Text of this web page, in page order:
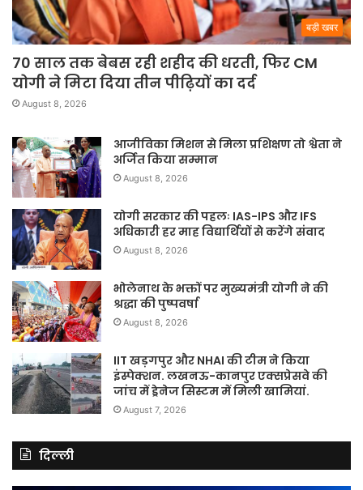
बड़ी खबर
70 साल तक बेबस रही शहीद की धरती, फिर CM
योगी ने मिटा दिया तीन पीढ़ियों का दर्द
August 8, 2026
आजीविका मिशन से मिला प्रशिक्षण तो श्वेता ने
अर्जित किया सम्मान
August 8, 2026
योगी सरकार की पहलः IAS-IPS और IFS
अधिकारी हर माह विद्यार्थियों से करेंगे संवाद
August 8, 2026
भोलेनाथ के भक्तों पर मुख्यमंत्री योगी ने की
श्रद्धा की पुष्पवर्षा
August 8, 2026
IIT खड़गपुर और NHAI की टीम ने किया
इंस्पेक्शन. लखनऊ-कानपुर एक्सप्रेसवे की
जांच में ड्रेनेज सिस्टम में मिली खामियां.
August 7, 2026
दिल्ली